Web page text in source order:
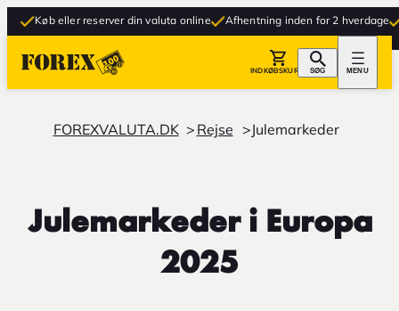
reserver din valuta online Afhentning inden for 2 hverdage Gratis
INDKØBSKURV SØG MENU
FOREXVALUTA.DK Rejse Julemarkeder
Julemarkeder i Europa
2025